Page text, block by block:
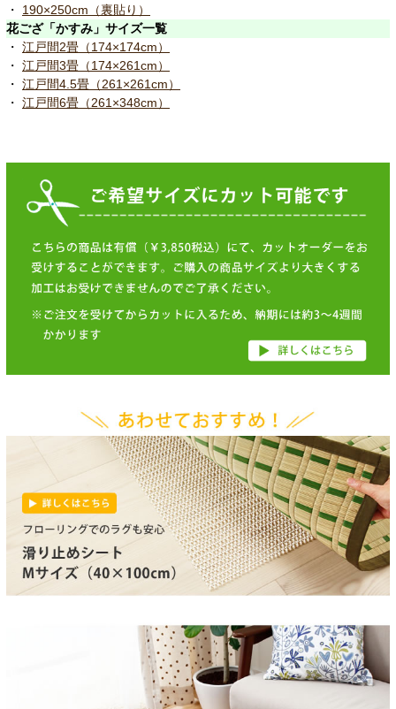
・ 190×250cm（裏貼り）
花ござ「かすみ」サイズ一覧
・ 江戸間2畳（174×174cm）
・ 江戸間3畳（174×261cm）
・ 江戸間4.5畳（261×261cm）
・ 江戸間6畳（261×348cm）